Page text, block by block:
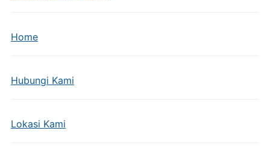
Home
Hubungi Kami
Lokasi Kami